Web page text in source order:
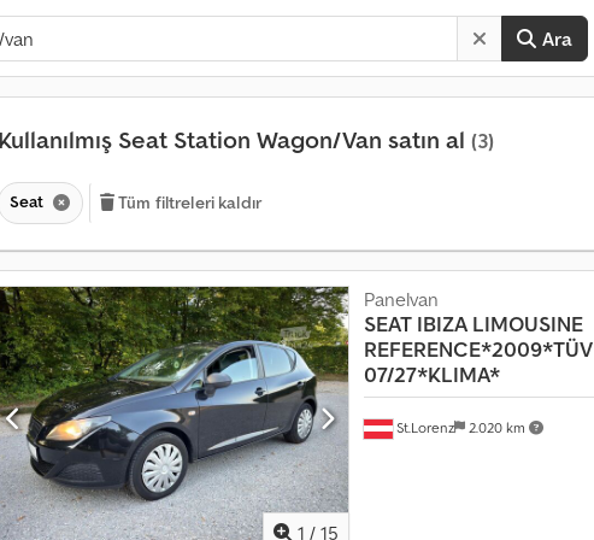
Ara
Kullanılmış Seat Station Wagon/Van satın al (3)
Seat Tüm filtreleri kaldır
1 / 15
St.Lorenz 2.020 km
Panelvan
SEAT IBIZA LIMOUSINE
REFERENCE*2009*TÜV
07/27*KLIMA*